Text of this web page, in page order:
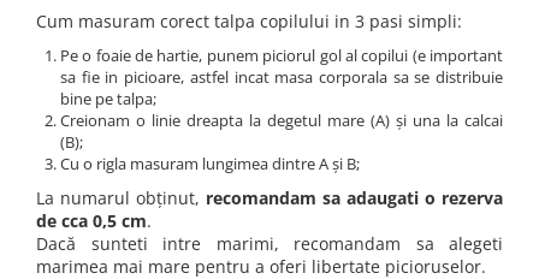
Cum masuram corect talpa copilului in 3 pasi simpli:
Pe o foaie de hartie, punem piciorul gol al copilui (e important
sa fie in picioare, astfel incat masa corporala sa se distribuie
bine pe talpa;
Creionam o linie dreapta la degetul mare (A) și una la calcai
(B);
Cu o rigla masuram lungimea dintre A și B;
La numarul obținut, recomandam sa adaugati o rezerva
de cca 0,5 cm.
Dacă sunteti intre marimi, recomandam sa alegeti
marimea mai mare pentru a oferi libertate picioruselor.